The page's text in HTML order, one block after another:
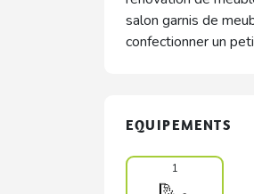
salon garnis de
confectionner un
EQUIPEMENTS
1